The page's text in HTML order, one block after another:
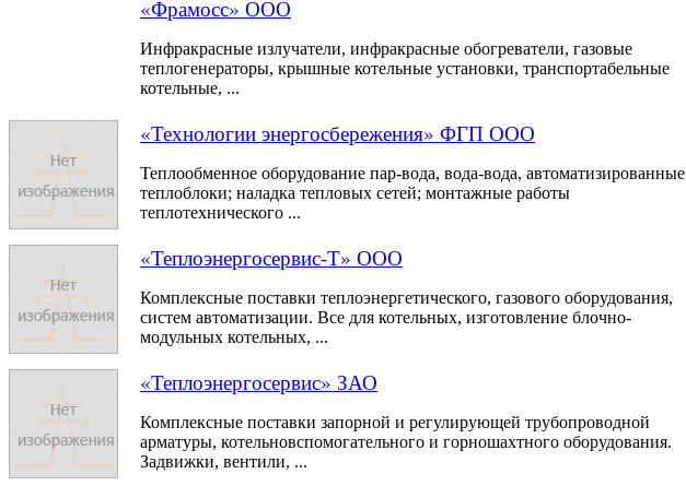
«Фрамосс» ООО
Инфракрасные излучатели, инфракрасные обогреватели, газовые
теплогенераторы, крышные котельные установки, транспортабельные
котельные, ...
«Технологии энергосбережения» ФГП ООО
Теплообменное оборудование пар-вода, вода-вода, автоматизированные
теплоблоки; наладка тепловых сетей; монтажные работы
теплотехнического ...
«Теплоэнергосервис-Т» ООО
Комплексные поставки теплоэнергетического, газового оборудования,
систем автоматизации. Все для котельных, изготовление блочно-
модульных котельных, ...
«Теплоэнергосервис» ЗАО
Комплексные поставки запорной и регулирующей трубопроводной
арматуры, котельновспомогательного и горношахтного оборудования.
Задвижки, вентили, ...